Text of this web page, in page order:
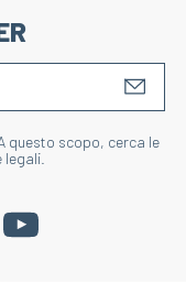
questo scopo, cerca le